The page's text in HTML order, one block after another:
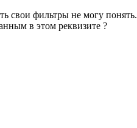
свои фильтры не могу понять.
в этом реквизите ?